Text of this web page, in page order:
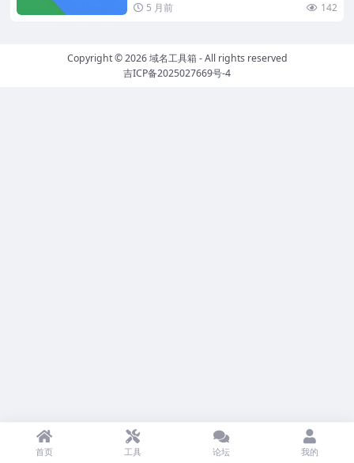
5 月前
142
Copyright © 2026域名工具箱 - All rights reserved
吉ICP备2025027669号-4
首页 工具 论坛 我的